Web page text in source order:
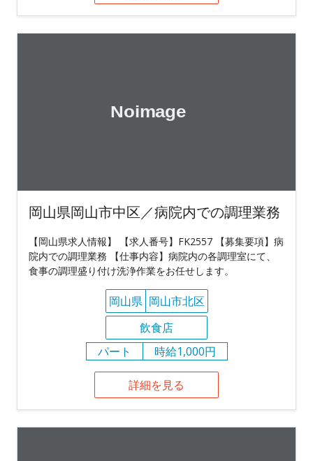
岡山県岡山市中区／病院内での調理業務
【岡山県求人情報】 【求人番号】FK2557 【募集要項】病
院内での調理業務 【仕事内容】病院内の各調理室にて、
食事の調理盛り付け洗浄作業をお任せします。
岡山県 岡山市北区
飲食店
パート
時給1,000円
詳細を見る